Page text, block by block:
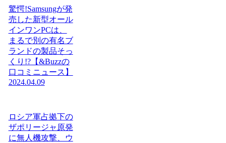
驚愕!Samsungが発
売した新型オール
インワンPCは、
まるで別の有名ブ
ランドの製品そっ
くり!?【&Buzzの
口コミニュース】
2024.04.09
ロシア軍占拠下の
ザポリージャ原発
に無人機攻撃、ウ